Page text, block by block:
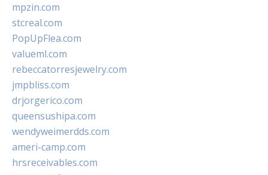
mpzin.com
stcreal.com
PopUpFlea.com
valueml.com
rebeccatorresjewelry.com
jmpbliss.com
drjorgerico.com
queensushipa.com
wendyweimerdds.com
ameri-camp.com
hrsreceivables.com